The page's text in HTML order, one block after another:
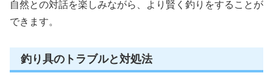
自然との対話を楽しみながら、より賢く釣りをすることが
できます。
釣り具のトラブルと対処法